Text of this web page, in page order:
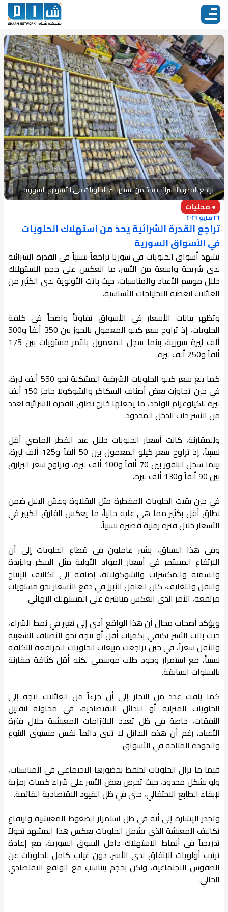
تراجع القدرة الشرائية يحدّ من استهلاك الحلويات في الأسواق السورية
● محليات
٢٦ مايو ٢٠٢٦
تراجع القدرة الشرائية يحدّ من استهلاك الحلويات
في الأسواق السورية
تشهد أسواق الحلويات في سوريا تراجعاً نسبياً في القدرة الشرائية
لدى شريحة واسعة من الأسر، ما انعكس على حجم الاستهلاك
خلال موسم الأعياد والمناسبات، حيث باتت الأولوية لدى الكثير من
العائلات لتغطية الاحتياجات الأساسية.
وتظهر بيانات الأسعار في الأسواق تفاوتاً واضحاً في كلفة
الحلويات، إذ تراوح سعر كيلو المعمول بالجوز بين 350 ألفاً و500
ألف ليرة سورية، بينما سجل المعمول بالتمر مستويات بين 175
ألفاً و250 ألف ليرة.
كما بلغ سعر كيلو الحلويات الشرقية المشكلة نحو 550 ألف ليرة،
في حين تجاوزت بعض أصناف السكاكر والشوكولا حاجز 150 ألف
ليرة للكيلوغرام الواحد، ما يجعلها خارج نطاق القدرة الشرائية لعدد
من الأسر ذات الدخل المحدود.
وللمقارنة، كانت أسعار الحلويات خلال عيد الفطر الماضي أقل
نسبياً، إذ تراوح سعر كيلو المعمول بين 50 ألفاً و125 ألف ليرة،
بينما سجل البتفور بين 70 ألفاً و100 ألف ليرة، وتراوح سعر البرازق
بين 90 ألفاً و130 ألف ليرة.
في حين بقيت الحلويات المقطرة مثل البقلاوة وعش البلبل ضمن
نطاق أقل بكثير مما هي عليه حالياً، ما يعكس الفارق الكبير في
الأسعار خلال فترة زمنية قصيرة نسبياً.
وفي هذا السياق، يشير عاملون في قطاع الحلويات إلى أن
الارتفاع المستمر في أسعار المواد الأولية مثل السكر والزبدة
والسمنة والمكسرات والشوكولاتة، إضافة إلى تكاليف الإنتاج
والنقل والتغليف، كان العامل الأبرز في دفع الأسعار نحو مستويات
مرتفعة، الأمر الذي انعكس مباشرة على المستهلك النهائي.
ويؤكد أصحاب محال أن هذا الواقع أدى إلى تغير في نمط الشراء،
حيث باتت الأسر تكتفي بكميات أقل أو تتجه نحو الأصناف الشعبية
والأقل سعراً، في حين تراجعت مبيعات الحلويات المرتفعة التكلفة
نسبياً، مع استمرار وجود طلب موسمي لكنه أقل كثافة مقارنة
بالسنوات السابقة.
كما يلفت عدد من التجار إلى أن جزءاً من العائلات اتجه إلى
الحلويات المنزلية أو البدائل الاقتصادية، في محاولة لتقليل
النفقات، خاصة في ظل تعدد الالتزامات المعيشية خلال فترة
الأعياد، رغم أن هذه البدائل لا تلبي دائماً نفس مستوى التنوع
والجودة المتاحة في الأسواق.
فيما ما تزال الحلويات تحتفظ بحضورها الاجتماعي في المناسبات،
ولو بشكل محدود، حيث تحرص بعض الأسر على شراء كميات رمزية
لإبقاء الطابع الاحتفالي، حتى في ظل القيود الاقتصادية القائمة.
وتجدر الإشارة إلى أنه في ظل استمرار الضغوط المعيشية وارتفاع
تكاليف المعيشة الذي يشمل الحلويات يعكس هذا المشهد تحولاً
تدريجياً في أنماط الاستهلاك داخل السوق السورية، مع إعادة
ترتيب أولويات الإنفاق لدى الأسر، دون غياب كامل للحلويات عن
الطقوس الاجتماعية، ولكن بحجم يتناسب مع الواقع الاقتصادي
الحالي.